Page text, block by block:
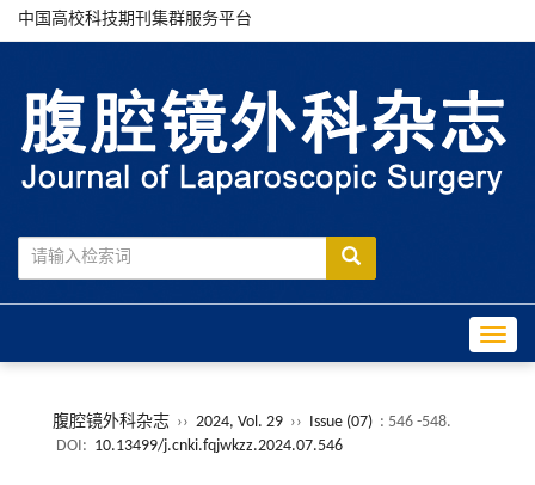
中国高校科技期刊集群服务平台
腹腔镜外科杂志 ›› 2024, Vol. 29 ›› Issue (07) : 546 -548.
DOI: 10.13499/j.cnki.fqjwkzz.2024.07.546